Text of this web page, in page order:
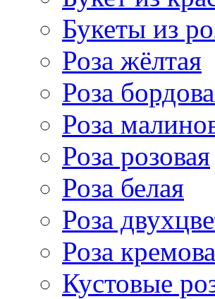
Букеты из
Роза жёлтая
Роза
Роза
Роза розовая
Роза белая
Роза
Роза
Кустовые